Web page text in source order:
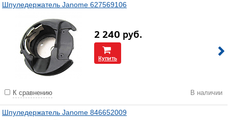
Шпуледержатель Janome 627569106
2 240 руб.
Купить
К сравнению В наличии
Шпуледержатель Janome 846652009